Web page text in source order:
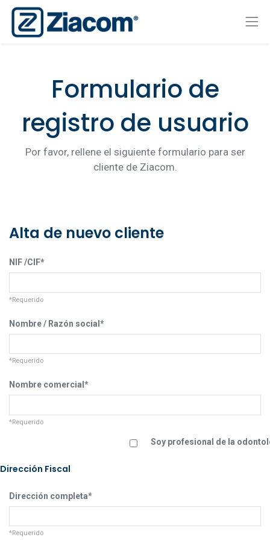
Formulario de
registro de usuario
Por favor, rellene el siguiente formulario para ser
cliente de Ziacom.
Alta de nuevo cliente
NIF /CIF*
*Requerido
Nombre / Razón social*
*Requerido
Nombre comercial*
*Requerido
Soy profesional de la
Dirección Fiscal
Dirección completa*
*Requerido